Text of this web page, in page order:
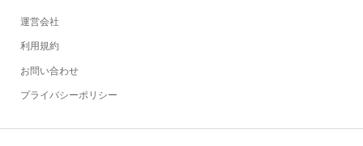
運営会社
利用規約
お問い合わせ
プライバシーポリシー